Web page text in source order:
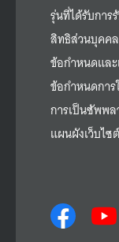
รุ่นที่ได้รับการ
สิทธิส่วนบุคคล
ข้อกำหนดและ
ข้อกำหนดการ
การเป็นซัพพล
แผนผังเว็บไซต์